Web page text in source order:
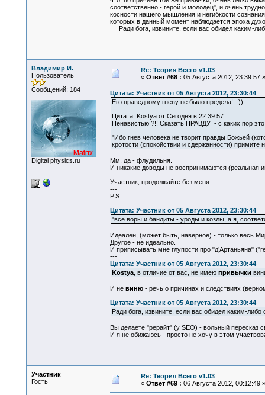
соответственно - герой и молодец", и очень
косности нашего мышления и негибкости
которых в данный момент наблюдается эпоха
Ради бога, извините, если вас обидел каким-
Владимир И.
Пользователь
Сообщений: 184
Digital physics.ru
Re: Теория Всего v1.03
« Ответ #68 : 05 Августа 2012, 23:39:57 »
Цитата: Участник от 05 Августа 2012, 23:30:44
Его праведному гневу не было предела!.. ))
Цитата: Kostya от Сегодня в 22:39:57
Ненавистью ?!! Сказать ПРАВДУ - с каких пор
"Ибо гнев человека не творит правды Божьей
кротости (спокойствии и сдержанности)
Мм, да - флудильня.
И никакие доводы не воспринимаются (реальная
Участник, продолжайте без меня.
---
P.S.
Цитата: Участник от 05 Августа 2012, 23:30:44
"все воры и бандиты - уроды и козлы, а я,
Идеален, (может быть, наверное) - только весь
Другое - не идеально.
И приписывать мне глупости про "д’Артаньяна"
---
Цитата: Участник от 05 Августа 2012, 23:30:44
Kostya, в отличие от вас, не имею привычки
И не виню- речь о причинах и следствиях
Цитата: Участник от 05 Августа 2012, 23:30:44
Ради бога, извините, если вас обидел каким-
Вы делаете "рерайт" (у SEO) - вольный пересказ
И я не обижаюсь - просто не хочу в этом
Участник
Гость
Re: Теория Всего v1.03
« Ответ #69 : 06 Августа 2012, 00:12:49 »